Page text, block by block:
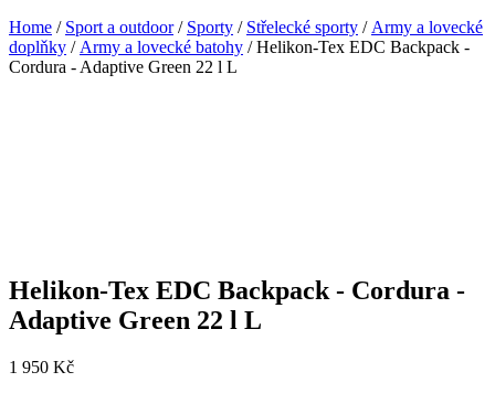
Home / Sport a outdoor/ Sporty / Střelecké sporty / Army a lovecké
doplňky / Army a lovecké batohy / Helikon-Tex EDC Backpack -
Cordura - Adaptive Green 22 l L
Helikon-Tex EDC Backpack - Cordura -
Adaptive Green 22 l L
1 950 Kč